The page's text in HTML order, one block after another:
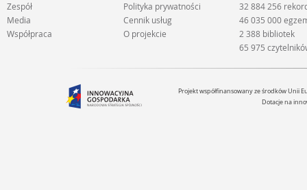
Zespół
Media
Współpraca
Polityka prywatności
Cennik usług
O projekcie
32 884 256
46 035 000
2 388 bibliotek
65 975
Projekt współfinansowany ze środków Unii
Dotacje na